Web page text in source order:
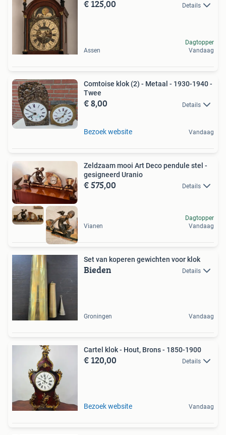
€ 125,00 Details
Assen
Dagtopper
Vandaag
Comtoise klok (2) - Metaal - 1930-1940 -
Twee
€ 8,00 Details
Bezoek website Vandaag
Zeldzaam mooi Art Deco pendule stel -
gesigneerd Uranio
€ 575,00 Details
Vianen
Dagtopper
Vandaag
Set van koperen gewichten voor klok
Bieden Details
Groningen Vandaag
Cartel klok - Hout, Brons - 1850-1900
€ 120,00 Details
Bezoek website Vandaag